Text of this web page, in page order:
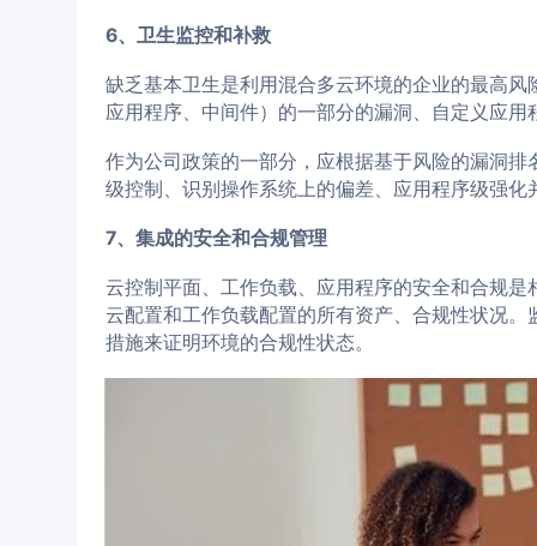
6、卫生监控和补救
缺乏基本卫生是利用混合多云环境的企业的最高
应用程序、中间件）的一部分的漏洞、自定义应
作为公司政策的一部分，应根据基于风险的漏洞
级控制、识别操作系统上的偏差、应用程序级强化
7、集成的安全和合规管理
云控制平面、工作负载、应用程序的安全和合规
云配置和工作负载配置的所有资产、合规性状况
措施来证明环境的合规性状态。